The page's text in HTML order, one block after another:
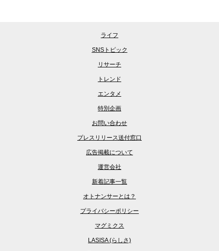
ライフ
SNSトピック
リサーチ
トレンド
エンタメ
特別企画
お問い合わせ
プレスリリース送付窓口
広告掲載について
運営会社
新着記事一覧
オトナンサーとは？
プライバシーポリシー
マグミクス
LASISA (らしさ)